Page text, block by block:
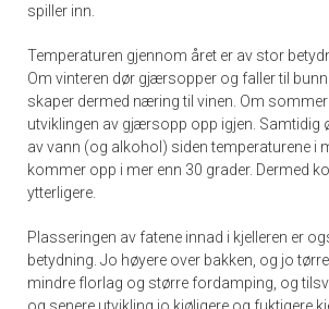
spiller inn.
Temperaturen gjennom året er av stor
Om vinteren dør gjærsopper og faller til
skaper dermed næring til vinen. Om
utviklingen av gjærsopp opp igjen. Samtidig
av vann (og alkohol) siden temperaturene i
kommer opp i mer enn 30 grader. Dermed
ytterligere.
Plasseringen av fatene innad i kjelleren er
betydning. Jo høyere over bakken, og jo
mindre florlag og større fordamping, og